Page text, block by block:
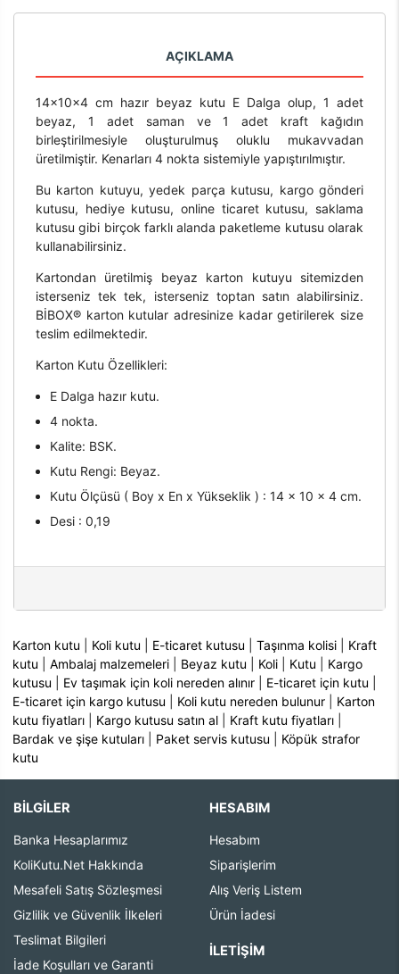
AÇIKLAMA
14x10x4 cm hazır beyaz kutu E Dalga olup, 1 adet
beyaz, 1 adet saman ve 1 adet kraft kağıdın
birleştirilmesiyle oluşturulmuş oluklu mukavvadan
üretilmiştir. Kenarları 4 nokta sistemiyle yapıştırılmıştır.
Bu karton kutuyu, yedek parça kutusu, kargo gönderi
kutusu, hediye kutusu, online ticaret kutusu, saklama
kutusu gibi birçok farklı alanda paketleme kutusu olarak
kullanabilirsiniz.
Kartondan üretilmiş beyaz karton kutuyu sitemizden
isterseniz tek tek, isterseniz toptan satın alabilirsiniz.
BİBOX® karton kutular adresinize kadar getirilerek size
teslim edilmektedir.
Karton Kutu Özellikleri:
E Dalga hazır kutu.
4 nokta.
Kalite: BSK.
Kutu Rengi: Beyaz.
Kutu Ölçüsü ( Boy x En x Yükseklik ) : 14 x 10 x 4 cm.
Desi : 0,19
Karton kutu Koli kutu E-ticaret kutusu |Taşınma kolisi
Kraft
kutu |Ambalaj malzemeleri Beyaz kutu Koli Kutu
Kargo
kutusu
Ev taşımak için koli nereden alınır E-ticaret için kutu
E-ticaret için kargo kutusu
Koli kutu nereden bulunur
Karton
kutu fiyatları
Kargo kutusu satın al Kraft kutu fiyatları
Bardak ve şişe kutuları
Paket servis kutusu
Köpük strafor
kutu
BİLGİLER
Banka Hesaplarımız
KoliKutu.Net Hakkında
Mesafeli Satış Sözleşmesi
Gizlilik ve Güvenlik İlkeleri
Teslimat Bilgileri
İade Koşulları ve Garanti
HESABIM
Hesabım
Siparişlerim
Alış Veriş Listem
Ürün İadesi
İLETIŞIM